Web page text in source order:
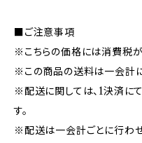
■ご注意事項
※こちらの価格には消費税が
※この商品の送料は一会計
※配送に関しては、1決済に
す。
※配送は一会計ごとに行わせ